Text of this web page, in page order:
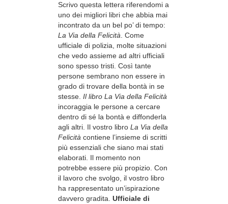
Scrivo questa lettera riferendomi a
uno dei migliori libri che abbia mai
incontrato da un bel po’ di tempo:
La Via della Felicità . Come
ufficiale di polizia, molte situazioni
che vedo assieme ad altri ufficiali
sono spesso tristi. Così tante
persone sembrano non essere in
grado di trovare della bontà in se
stesse. Il libro La Via della Felicità
incoraggia le persone a cercare
dentro di sé la bontà e diffonderla
agli altri. Il vostro libro La Via della
Felicità contiene l’insieme di scritti
più essenziali che siano mai stati
elaborati. Il momento non
potrebbe essere più propizio. Con
il lavoro che svolgo, il vostro libro
ha rappresentato un’ispirazione
davvero gradita. Ufficiale di